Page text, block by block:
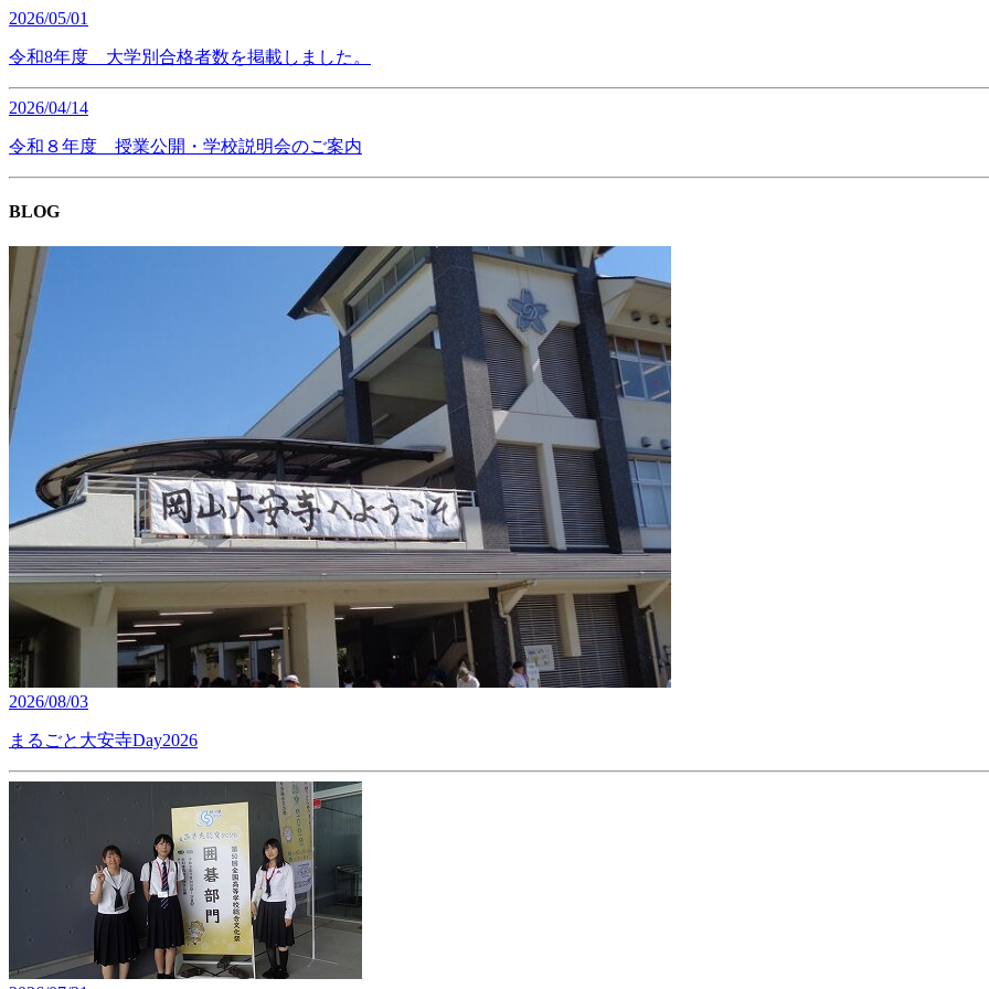
2026/05/01
令和8年度 大学別合格者数を掲載しました。
2026/04/14
令和８年度 授業公開・学校説明会のご案内
BLOG
2026/08/03
まるごと大安寺Day2026